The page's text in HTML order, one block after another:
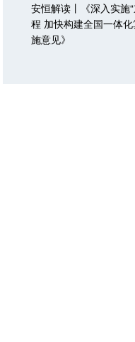
安恒解读丨《深入实施
程 加快构建全国一体
施意见》